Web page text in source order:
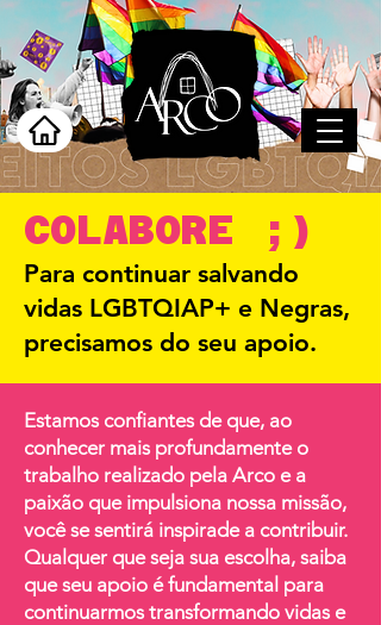
COLABORE ;)
Para continuar salvando
vidas LGBTQIAP+ e Negras,
precisamos do seu apoio.
Estamos confiantes de que, ao
conhecer mais profundamente o
trabalho realizado pela Arco e a
paixão que impulsiona nossa missão,
você se sentirá inspirade a contribuir.
Qualquer que seja sua escolha, saiba
que seu apoio é fundamental para
continuarmos transformando vidas e